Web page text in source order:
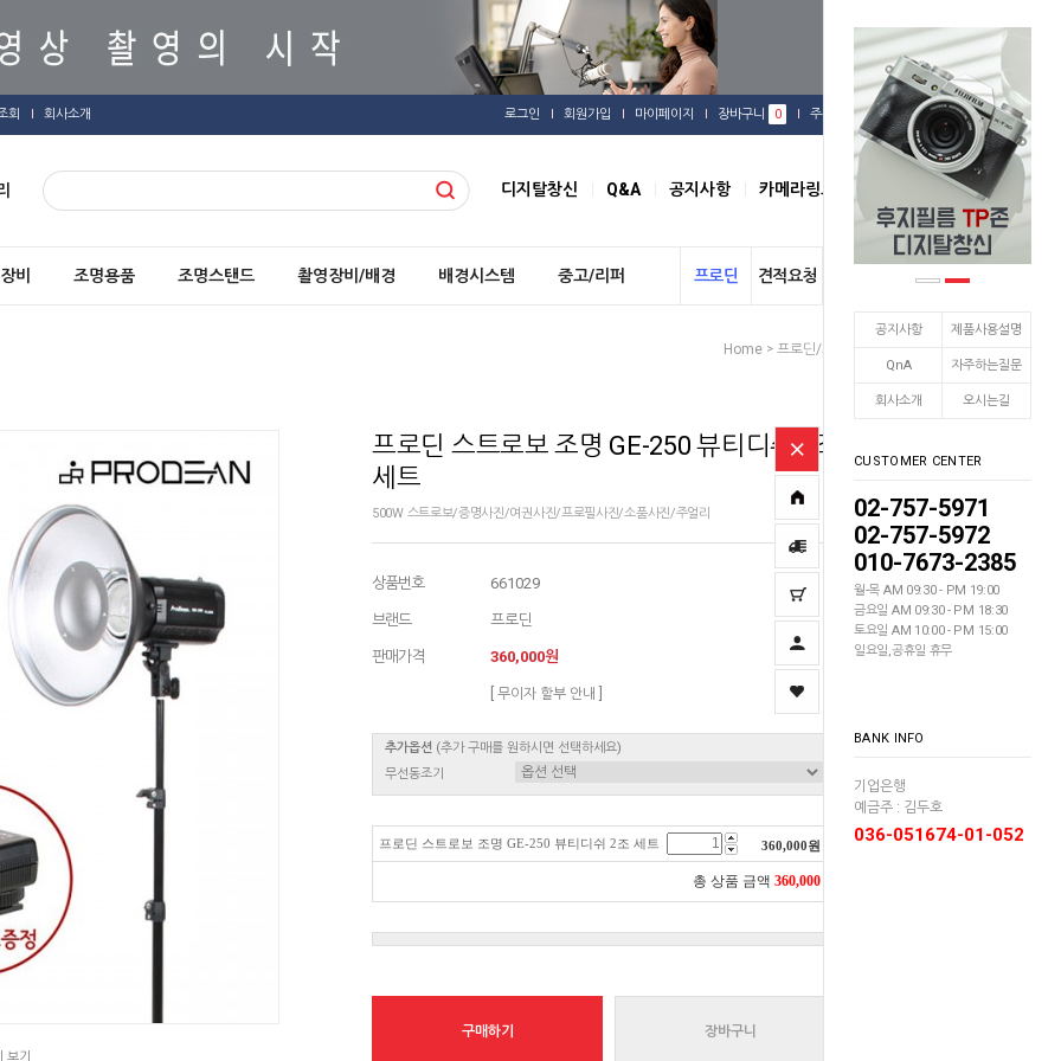
공지사항 제품사용설명
QnA 자주하는질문
회사소개 오시는길
CUSTOMER CENTER
02-757-5971
02-757-5972
010-7673-2385
월-목 AM 09:30 - PM 19:00
금요일 AM 09:30 - PM 18:30
토요일 AM 10:00 - PM 15:00
일요일,공휴일 휴무
BANK INFO
기업은행
예금주 : 김두호
036-051674-01-052
회 회사소개 로그인 회원가입 마이페이지 장바구니 0 주문배송 관심상품
디지탈창신 Q&A 공지사항 카메라링크
비 조명용품 조명스탠드 촬영장비/배경 배경시스템 중고/리퍼 프로딘 견적요청
Home > 프로딘/프로스팟
보기
프로딘 스트로보 조명 GE-250 뷰티디쉬 2조
세트
500W 스트로보/증명사진/여권사진/프로필사진/소품사진/주얼리
상품번호 661029
브랜드 프로딘
판매가격 360,000원
[ 무이자 할부 안내 ]
추가옵션 (추가 구매를 원하시면 선택하세요)
무선동조기
프로딘 스트로보 조명 GE-250 뷰티디쉬 2조 세트 360,000원
총 상품 금액 360,000
구매하기 장바구니